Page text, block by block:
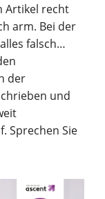
Artikel recht
arm. Bei der
falsch…
der
und
Sprechen Sie